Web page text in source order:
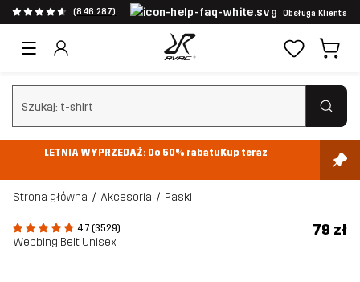
(846 287) Obsługa Klienta
Wyczyść wyszukiwanie
LETNIA WYPRZEDAŻ: Do 50% rabatuKup teraz
Strona główna Akcesoria Paski
4.7 (3529)
Webbing Belt Unisex
79 zł